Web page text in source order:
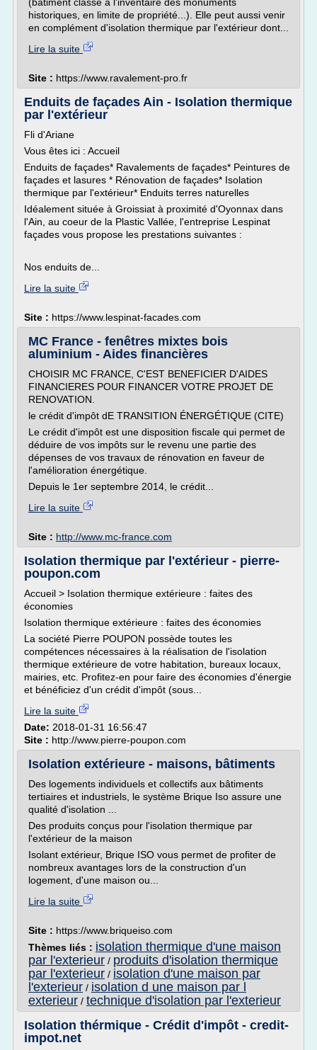
historiques, en limite de propriété...). Elle peut aussi venir
en complément d'isolation thermique par l'extérieur dont...
Lire la suite
Site : https://www.ravalement-pro.fr
Enduits de façades Ain - Isolation thermique
par l'extérieur
Fli d'Ariane
Vous êtes ici : Accueil
Enduits de façades* Ravalements de façades* Peintures de
façades et lasures * Rénovation de façades* Isolation
thermique par l'extérieur* Enduits terres naturelles
Idéalement située à Groissiat à proximité d'Oyonnax dans
l'Ain, au coeur de la Plastic Vallée, l'entreprise Lespinat
façades vous propose les prestations suivantes :
Nos enduits de...
Lire la suite
Site : https://www.lespinat-facades.com
MC France - fenêtres mixtes bois
aluminium - Aides financières
CHOISIR MC FRANCE, C'EST BENEFICIER D'AIDES
FINANCIERES POUR FINANCER VOTRE PROJET DE
RENOVATION.
le crédit d'impôt dE TRANSITION ÉNERGÉTIQUE (CITE)
Le crédit d'impôt est une disposition fiscale qui permet de
déduire de vos impôts sur le revenu une partie des
dépenses de vos travaux de rénovation en faveur de
l'amélioration énergétique.
Depuis le 1er septembre 2014, le crédit...
Lire la suite
Site : http://www.mc-france.com
Isolation thermique par l'extérieur - pierre-
poupon.com
Accueil > Isolation thermique extérieure : faites des
économies
Isolation thermique extérieure : faites des économies
La société Pierre POUPON possède toutes les
compétences nécessaires à la réalisation de l'isolation
thermique extérieure de votre habitation, bureaux locaux,
mairies, etc. Profitez-en pour faire des économies d'énergie
et bénéficiez d'un crédit d'impôt (sous...
Lire la suite
Date: 2018-01-31 16:56:47
Site : http://www.pierre-poupon.com
Isolation extérieure - maisons, bâtiments
Des logements individuels et collectifs aux bâtiments
tertiaires et industriels, le système Brique Iso assure une
qualité d'isolation ...
Des produits conçus pour l'isolation thermique par
l'extérieur de la maison
Isolant extérieur, Brique ISO vous permet de profiter de
nombreux avantages lors de la construction d'un
logement, d'une maison ou...
Lire la suite
Site : https://www.briqueiso.com
Thèmes liés : isolation thermique d'une maison
par l'exterieur / produits d'isolation thermique
par l'exterieur / isolation d'une maison par
l'exterieur / isolation d une maison par l
exterieur / technique d'isolation par l'exterieur
Isolation thérmique - Crédit d'impôt - credit-
impot.net